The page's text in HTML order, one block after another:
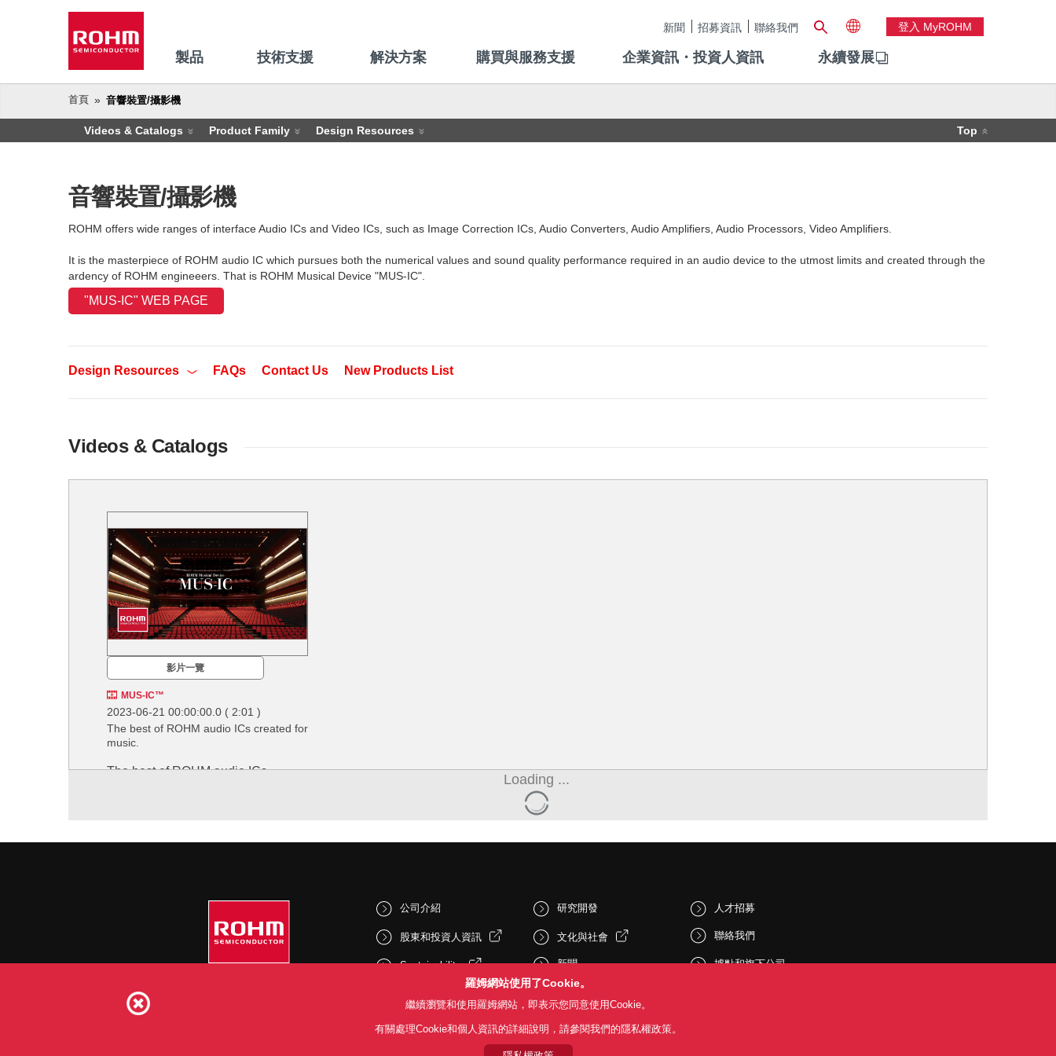
新聞 招募資訊 聯絡我們 登入 MyROHM
製品 技術支援 解決方案 購買與服務支援 企業資訊・投資人資訊 永續發展
首頁 音響裝置/攝影機
Videos & Catalogs Product Family Design Resources Top
音響裝置/攝影機
ROHM offers wide ranges of interface Audio ICs and Video ICs, such as Image Correction ICs, Audio Converters, Audio Amplifiers, Audio Processors, Video Amplifiers.
It is the masterpiece of ROHM audio IC which pursues both the numerical values and sound quality performance required in an audio device to the utmost limits and created through the
ardency of ROHM engineeers. That is ROHM Musical Device "MUS-IC".
"MUS-IC" WEB PAGE
Design Resources FAQs Contact Us New Products List
Videos & Catalogs
影片一覽
MUS-IC™
2023-06-21 00:00:00.0 ( 2:01 )
The best of ROHM audio ICs created for
music.
The best of ROHM audio ICs
Loading ...
公司介紹
股東和投資人資訊
Sustainability
研究開發
文化與社會
新聞
人才招募
聯絡我們
據點和旗下公司
羅姆網站使用了Cookie。
繼續瀏覽和使用羅姆網站，即表示您同意使用Cookie。
有關處理Cookie和個人資訊的詳細說明，請參閱我們的隱私權政策。